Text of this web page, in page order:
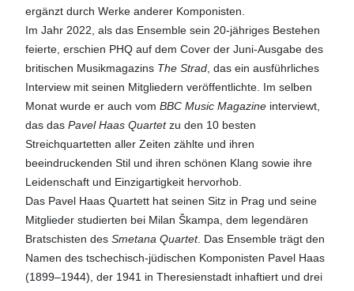
ergänzt durch Werke anderer Komponisten.
Im Jahr 2022, als das Ensemble sein 20-jähriges Bestehen
feierte, erschien PHQ auf dem Cover der Juni-Ausgabe des
britischen Musikmagazins The Strad, das ein ausführliches
Interview mit seinen Mitgliedern veröffentlichte. Im selben
Monat wurde er auch vom BBC Music Magazine interviewt,
das das Pavel Haas Quartetzu den 10 besten
Streichquartetten aller Zeiten zählte und ihren
beeindruckenden Stil und ihren schönen Klang sowie ihre
Leidenschaft und Einzigartigkeit hervorhob.
Das Pavel Haas Quartett hat seinen Sitz in Prag und seine
Mitglieder studierten bei Milan Škampa, dem legendären
Bratschisten des Smetana Quartet. Das Ensemble trägt den
Namen des tschechisch-jüdischen Komponisten Pavel Haas
(1899–1944), der 1941 in Theresienstadt inhaftiert und drei